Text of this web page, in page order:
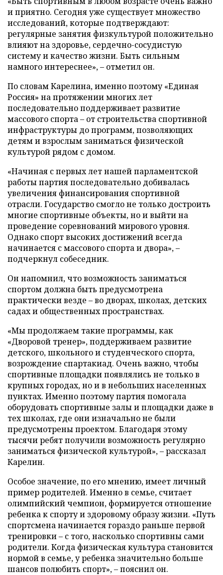
и приятно. Сегодня уже существует множество
исследований, которые подтверждают:
регулярные занятия физкультурой положительно
влияют на здоровье, сердечно-сосудистую
систему и качество жизни. Быть сильным
намного интереснее», – отметил он.
По словам Карелина, именно поэтому «Единая
Россия» на протяжении многих лет
последовательно поддерживает развитие
массового спорта – от строительства спортивной
инфраструктуры до программ, позволяющих
детям и взрослым заниматься физической
культурой рядом с домом.
«Начиная с первых лет нашей парламентской
работы партия последовательно добивалась
увеличения финансирования спортивной
отрасли. Государство смогло не только достроить
многие спортивные объекты, но и выйти на
проведение соревнований мирового уровня.
Однако спорт высоких достижений всегда
начинается с массового спорта и двора», –
подчеркнул собеседник.
Он напомнил, что возможность заниматься
спортом должна быть предусмотрена
практически везде – во дворах, школах, детских
садах и общественных пространствах.
«Мы продолжаем такие программы, как
«Дворовой тренер», поддерживаем развитие
детского, школьного и студенческого спорта,
возрождение спартакиад. Очень важно, чтобы
спортивные площадки появлялись не только в
крупных городах, но и в небольших населенных
пунктах. Именно поэтому партия помогала
оборудовать спортивные залы и площадки даже в
тех школах, где они изначально не были
предусмотрены проектом. Благодаря этому
тысячи ребят получили возможность регулярно
заниматься физической культурой», – рассказал
Карелин.
Особое значение, по его мнению, имеет личный
пример родителей. Именно в семье, считает
олимпийский чемпион, формируется отношение
ребенка к спорту и здоровому образу жизни. «Путь
спортсмена начинается гораздо раньше первой
тренировки – с того, насколько спортивны сами
родители. Когда физическая культура становится
нормой в семье, у ребенка значительно больше
шансов полюбить спорт», – пояснил он.